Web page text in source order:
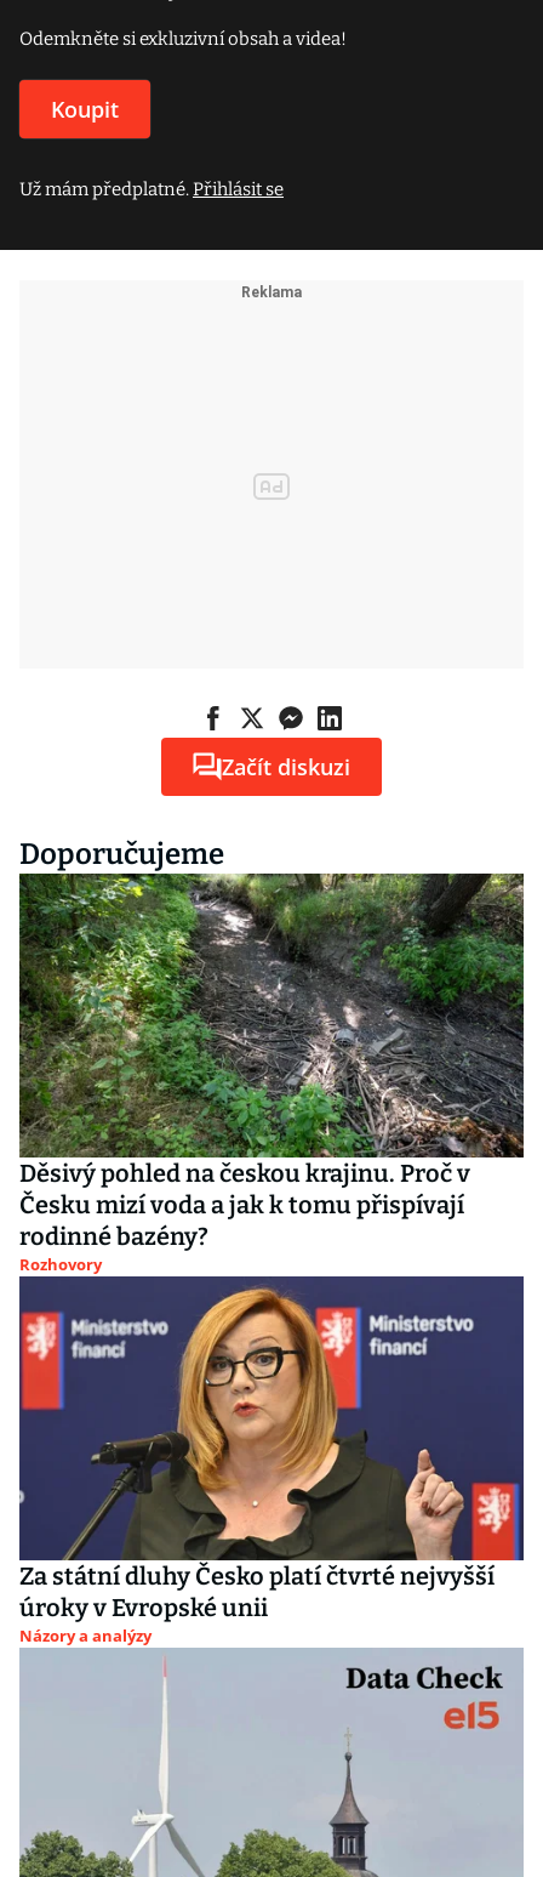
Odemkněte si exkluzivní obsah a videa!
Koupit
Už mám předplatné.Přihlásit se
Začít diskuzi
Doporučujeme
Děsivý pohled na českou krajinu. Proč v
Česku mizí voda a jak k tomu přispívají
rodinné bazény?
Rozhovory
Za státní dluhy Česko platí čtvrté nejvyšší
úroky v Evropské unii
Názory a analýzy